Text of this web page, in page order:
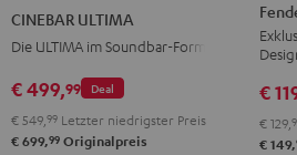
CINEBAR ULTIMA
Die ULTIMA im Soundbar-Format
Deal
€ 499,99
€ 549, 99 Letzter niedrigster Preis
€ 699,99 Originalpreis
€
€ 129,
€ 149,